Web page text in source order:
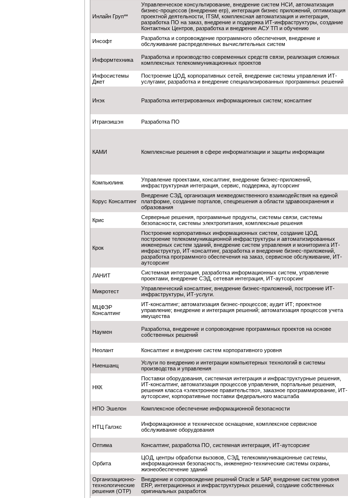
Инлайн Груп**
Управленческое консультирование, внедрение систем НСИ, автоматизация
бизнес-процессов (внедрение erp), интеграция бизнес приложений, оптимизация
проектной деятельности, ITSM, комплексная автоматизация и интеграция,
разработка ПО на заказ, внедрение и поддержка ИТ-инфраструктуры, создание
Контактных Центров, разработка и внедрение АСУ ТП и обучению
Инсофт
Разработка и сопровождение программного обеспечения, внедрение и
обслуживание распределенных вычислительных систем
Информтехника
Разработка и производство современных средств связи, реализация сложных
комплексных телекоммуникационных проектов
Инфосистемы
Джет
Построение ЦОД, корпоративных сетей, внедрение системы управления ИТ-
услугами; разработка и внедрение специализированных программных решений
Инэк Разработка интегрированных информационных систем; консалтинг
Итранзишэн Разработка ПО
КАМИ Комплексные решения в сфере информатизации и защиты информации
Компьюлинк
Управление проектами, консалтинг, внедрение бизнес-приложений,
инфраструктурная интеграция, сервис, поддержка, аутсорсинг
Корус Консалтинг
Внедрение СЭД, организация межведомственного взаимодействия на единой
платформе, создание порталов, спецрешения а области здравоохранения и
образования
Крис
Серверные решения, программные продукты, системы связи, системы
безопасности, системы электропитания, комплексные решения
Крок
Построение корпоративных информационных систем, создание ЦОД,
построение телекоммуникационной инфраструктуры и автоматизированных
инженерных систем зданий, внедрение систем управления и мониторинга ИТ-
инфраструктур, ИТ-консалтинг, разработка и внедрение бизнес-приложений,
разработка программного обеспечения на заказ, сервисное обслуживание, ИТ-
аутсорсинг
ЛАНИТ
Системная интеграция, разработка информационных систем, управление
проектами, внедрение СЭД, сетевая интеграция, ИТ-аутсорсинг
Микротест
Управленческий консалтинг, внедрение бизнес-приложений, построение ИТ-
инфраструктуры, ИТ-услуги.
МЦФЭР
Консалтинг
ИТ-консалтинг; автоматизация бизнес-процессов; аудит ИТ; проектное
управление; внедрение и интеграция решений; автоматизация процессов учета
имущества
Наумен
Разработка, внедрение и сопровождение программных проектов на основе
собственных решений
Неолант Консалтинг и внедрение систем корпоративного уровня
Ниеншанц
Услуги по внедрению и интеграции компьютерных технологий в системы
производства и управления
НКК
Поставки оборудования, системная интеграция и инфраструктурные решения,
ИТ-консалтинг, автоматизация процессов управления, портальные решения,
решения класса «электронное правительство», заказное программирование, ИТ-
аутсорсинг, корпоративные поставки федерального масштаба
НПО Эшелон Комплексное обеспечение информационной безопасности
НТЦ Галэкс
Информационное и техническое оснащение, комплексное сервисное
обслуживание оборудования
Оптима Консалтинг, разработка ПО, системная интеграция, ИТ-аутсорсинг
Орбита
ЦОД, центры обработки вызовов, СЭД, телекоммуникационные системы,
информационная безопасность, инженерно-технические системы охраны,
жизнеобеспечение зданий
Организационно-
технологические
решения (ОТР)
Внедрение и сопровождение решений Oracle и SAP, внедрение систем уровня
ERP, интеграционных и инфраструктурных решений, создание собственных
оригинальных разработок